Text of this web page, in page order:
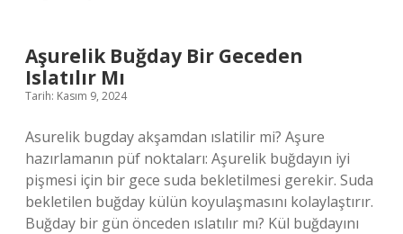
Aşurelik Buğday Bir Geceden
Islatılır Mı
Tarih: Kasım 9, 2024
Asurelik bugday akşamdan ıslatilir mi? Aşure
hazırlamanın püf noktaları: Aşurelik buğdayın iyi
pişmesi için bir gece suda bekletilmesi gerekir. Suda
bekletilen buğday külün koyulaşmasını kolaylaştırır.
Buğday bir gün önceden ıslatılır mı? Kül buğdayını